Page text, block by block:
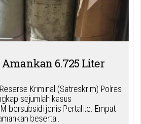
6.725 Liter
Kriminal (Satreskrim) Polres
sejumlah kasus
bersubsidi jenis Pertalite. Empat
beserta…